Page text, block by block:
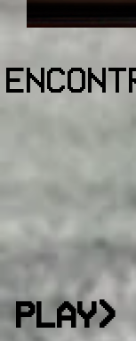
PLAY>